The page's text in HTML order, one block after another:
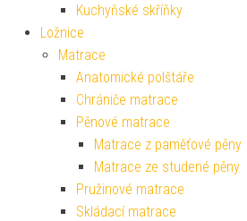
Kuchyňské skříňky
Ložnice
Matrace
Anatomické polštáře
Chrániče matrace
Pěnové matrace
Matrace z paměťové pěny
Matrace ze studené pěny
Pružinové matrace
Skládací matrace